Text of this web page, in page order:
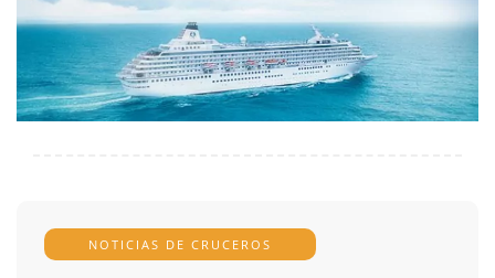
NOTICIAS DE CRUCEROS